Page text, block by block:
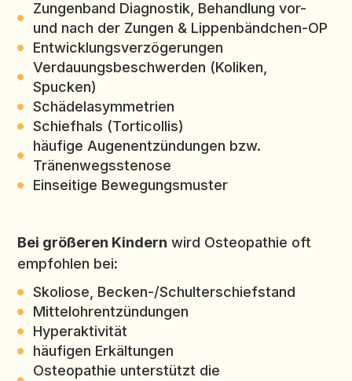
Zungenband Diagnostik, Behandlung vor-
und nach der Zungen & Lippenbändchen-OP
Entwicklungsverzögerungen
Verdauungsbeschwerden (Koliken,
Spucken)
Schädelasymmetrien
Schiefhals (Torticollis)
häufige Augenentzündungen bzw.
Tränenwegsstenose
Einseitige Bewegungsmuster
Bei größeren Kindern wird Osteopathie oft
empfohlen bei:
Skoliose, Becken-/Schulterschiefstand
Mittelohrentzündungen
Hyperaktivität
häufigen Erkältungen
Osteopathie unterstützt die